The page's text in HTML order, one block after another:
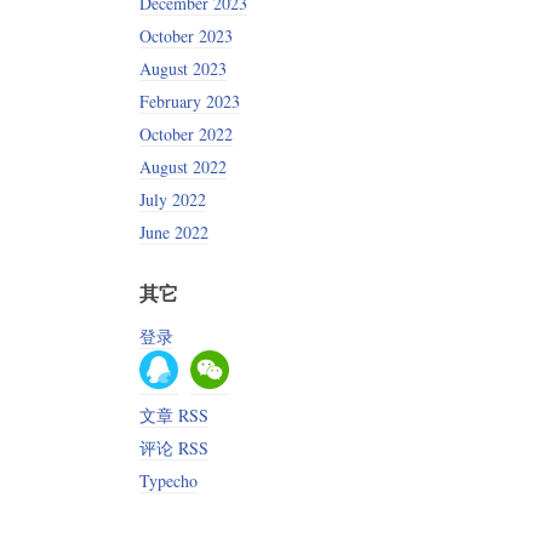
October 2023
August 2023
February 2023
October 2022
August 2022
July 2022
June 2022
其它
登录
文章 RSS
评论 RSS
Typecho